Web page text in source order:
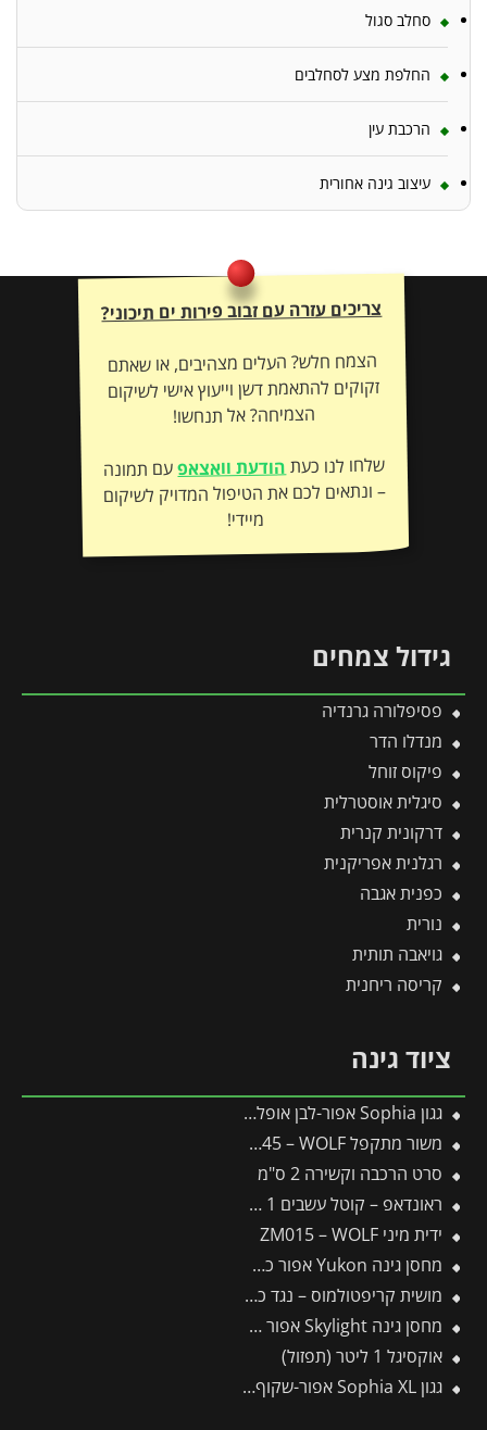
סחלב סגול
החלפת מצע לסחלבים
הרכבת עין
עיצוב גינה אחורית
צריכים עזרה עם זבוב פירות ים תיכוני?
הצמח חלש? העלים מצהיבים, או שאתם
זקוקים להתאמת דשן וייעוץ אישי לשיקום
הצמיחה? אל תנחשו!
שלחו לנו כעתהודעת וואצאפעם תמונה
– ונתאים לכם את הטיפול המדויק לשיקום
מיידי!
גידול צמחים
פסיפלורה גרנדיה
מנדלו הדר
פיקוס זוחל
סיגלית אוסטרלית
דרקונית קנרית
רגלנית אפריקנית
כפנית אגבה
נורית
גויאבה תותית
קריסה ריחנית
ציוד גינה
גגון Sophia אפור-לבן אופל 1X1.6 עיצוב מודרני מבית פלרם – Canopia
משור מתקפל SAW145 – WOLF
סרט הרכבה וקשירה 2 ס"מ
ראונדאפ – קוטל עשבים 1 ליטר
ידית מיני ZM015 – WOLF
מחסן גינה Yukon אפור כהה 3.3X5.2 מבית פלרם – קנופיה
מושית קריפטולמוס – נגד כנימות קמחיות
מחסן גינה Skylight אפור 1.9X2.3 מבית פלרם – קנופיה
אוקסיגל 1 ליטר (תפזול)
גגון Sophia XL אפור-שקוף 1.4X1.9 עיצוב מודרני מבית פלרם – Canopia